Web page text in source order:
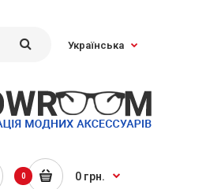
Українська
0 0 грн.